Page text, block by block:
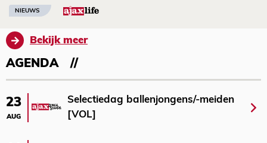
NIEUWS
Bekijk meer
AGENDA
23
AUG
Selectiedag ballenjongens/-meiden
[VOL]